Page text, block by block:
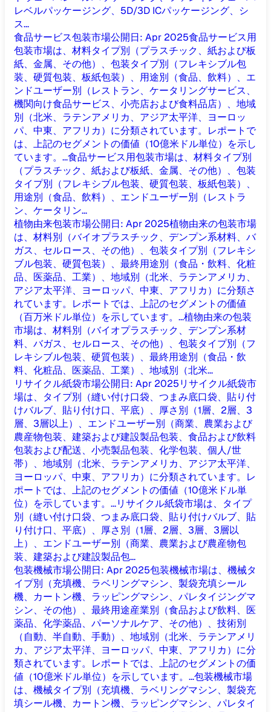
レベルパッケージング、5D/3D ICパッケージング、シ
ス...
食品サービス包装市場公開日: Apr 2025食品サービス用
包装市場は、材料タイプ別（プラスチック、紙および板
紙、金属、その他）、包装タイプ別（フレキシブル包
装、硬質包装、板紙包装）、用途別（食品、飲料）、エ
ンドユーザー別（レストラン、ケータリングサービス、
機関向け食品サービス、小売店および食料品店）、地域
別（北米、ラテンアメリカ、アジア太平洋、ヨーロッ
パ、中東、アフリカ）に分類されています。レポートで
は、上記のセグメントの価値（10億米ドル単位）を示し
ています。...食品サービス用包装市場は、材料タイプ別
（プラスチック、紙および板紙、金属、その他）、包装
タイプ別（フレキシブル包装、硬質包装、板紙包装）、
用途別（食品、飲料）、エンドユーザー別（レストラ
ン、ケータリン...
植物由来包装市場公開日: Apr 2025植物由来の包装市場
は、材料別（バイオプラスチック、デンプン系材料、バ
ガス、セルロース、その他）、包装タイプ別（フレキシ
ブル包装、硬質包装）、最終用途別（食品・飲料、化粧
品、医薬品、工業）、地域別（北米、ラテンアメリカ、
アジア太平洋、ヨーロッパ、中東、アフリカ）に分類さ
れています。レポートでは、上記のセグメントの価値
（百万米ドル単位）を示しています。...植物由来の包装
市場は、材料別（バイオプラスチック、デンプン系材
料、バガス、セルロース、その他）、包装タイプ別（フ
レキシブル包装、硬質包装）、最終用途別（食品・飲
料、化粧品、医薬品、工業）、地域別（北米...
リサイクル紙袋市場公開日: Apr 2025リサイクル紙袋市
場は、タイプ別（縫い付け口袋、つまみ底口袋、貼り付
けバルブ、貼り付け口、平底）、厚さ別（1層、2層、3
層、3層以上）、エンドユーザー別（商業、農業および
農産物包装、建築および建設製品包装、食品および飲料
包装および配送、小売製品包装、化学包装、個人/世
帯）、地域別（北米、ラテンアメリカ、アジア太平洋、
ヨーロッパ、中東、アフリカ）に分類されています。レ
ポートでは、上記のセグメントの価値（10億米ドル単
位）を示しています。...リサイクル紙袋市場は、タイプ
別（縫い付け口袋、つまみ底口袋、貼り付けバルブ、貼
り付け口、平底）、厚さ別（1層、2層、3層、3層以
上）、エンドユーザー別（商業、農業および農産物包
装、建築および建設製品包...
包装機械市場公開日: Apr 2025包装機械市場は、機械タ
イプ別（充填機、ラベリングマシン、製袋充填シール
機、カートン機、ラッピングマシン、パレタイジングマ
シン、その他）、最終用途産業別（食品および飲料、医
薬品、化学薬品、パーソナルケア、その他）、技術別
（自動、半自動、手動）、地域別（北米、ラテンアメリ
カ、アジア太平洋、ヨーロッパ、中東、アフリカ）に分
類されています。レポートでは、上記のセグメントの価
値（10億米ドル単位）を示しています。...包装機械市場
は、機械タイプ別（充填機、ラベリングマシン、製袋充
填シール機、カートン機、ラッピングマシン、パレタイ